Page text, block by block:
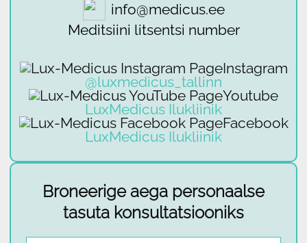
info@medicus.ee
Meditsiini litsentsi number
Instagram
@luxmedicus_tallinn
Youtube
LuxMedicus Ilukliinik
Facebook
LuxMedicus Ilukliinik
Broneerige aega personaalse
tasuta konsultatsiooniks